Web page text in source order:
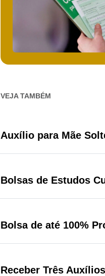
VEJA TAMBÉM
Auxílio para Mãe
Bolsas de Estudos
Bolsa de até 100%
Receber Três Auxílios